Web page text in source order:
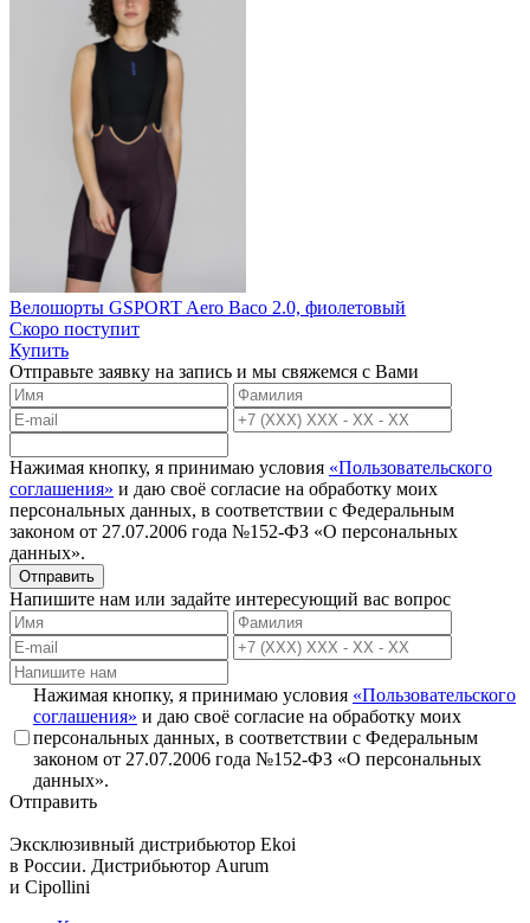
Велошорты GSPORT Aero Baco 2.0, фиолетовый
Скоро поступит
Купить
Отправьте заявку на запись и мы свяжемся с Вами
Нажимая кнопку, я принимаю условия «Пользовательского
соглашения» и даю своё согласие на обработку моих
персональных данных, в соответствии с Федеральным
законом от 27.07.2006 года №152-ФЗ «О персональных
данных».
Отправить
Напишите нам или задайте интересующий вас вопрос
Нажимая кнопку, я принимаю условия «Пользовательского
соглашения» и даю своё согласие на обработку моих
персональных данных, в соответствии с Федеральным
законом от 27.07.2006 года №152-ФЗ «О персональных
данных».
Отправить
Эксклюзивный дистрибьютор Ekoi
в России. Дистрибьютор Aurum
и Cipollini